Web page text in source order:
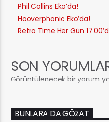
Phil Collins Eko’da!
Hooverphonic Eko’da!
Retro Time Her Gün
SON
Görüntülenecek bir yorum
BUNLARA DA GÖZAT